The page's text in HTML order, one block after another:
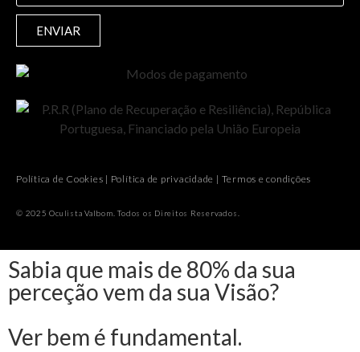
ENVIAR
Política de Cookies | Política de privacidade | Termos e condições
© 2025 Oculista Valbom. Todos os Direitos Reservados.
Sabia que mais de 80% da sua
perceção vem da sua Visão?
Ver bem é fundamental.